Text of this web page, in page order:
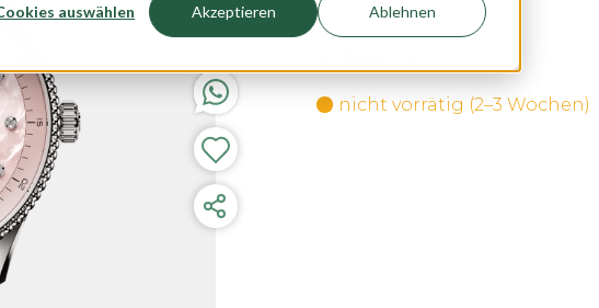
auswählen Akzeptieren Ablehnen
Ø 32 mm
nicht vorrätig (2–3 Wochen)